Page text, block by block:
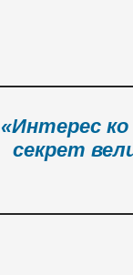
«Интерес
секрет